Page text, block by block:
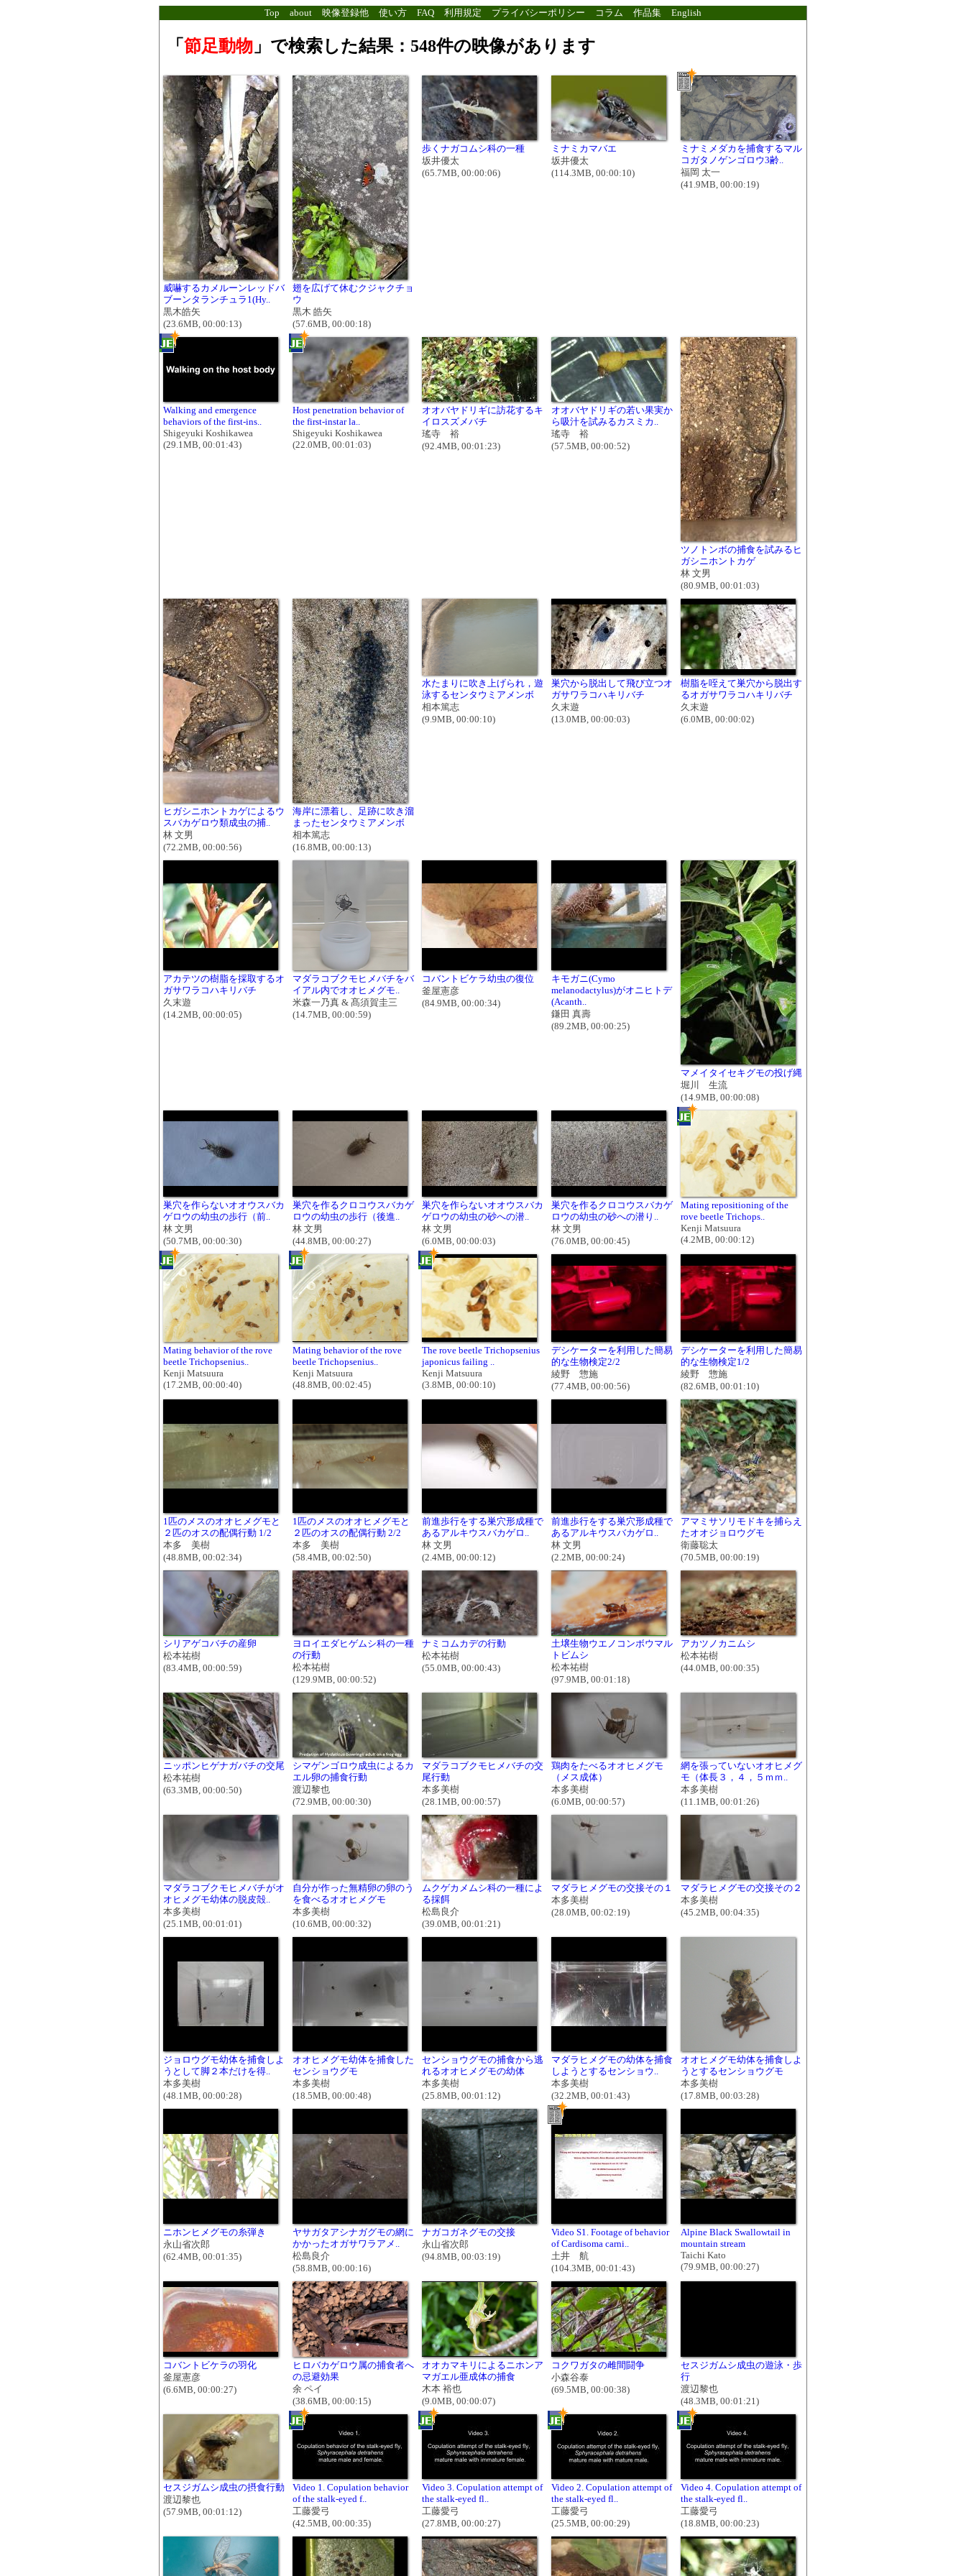
Top about 映像登録他 使い方 FAQ 利用規定 プライバシーポリシー コラム 作品集 English
「 節足動物 」で検索した結果：548件の映像があります
威嚇するカメルーンレッドバ
ブーンタランチュラ1(Hy..
黒木皓矢
(23.6MB, 00:00:13)
翅を広げて休むクジャクチョ
ウ
黒木 皓矢
(57.6MB, 00:00:18)
歩くナガコムシ科の一種
坂井優太
(65.7MB, 00:00:06)
ミナミカマバエ
坂井優太
(114.3MB, 00:00:10)
ミナミメダカを捕食するマル
コガタノゲンゴロウ3齢..
福岡 太一
(41.9MB, 00:00:19)
Walking and emergence
behaviors of the first-ins..
Shigeyuki Koshikawea
(29.1MB, 00:01:43)
Host penetration behavior of
the first-instar la..
Shigeyuki Koshikawea
(22.0MB, 00:01:03)
オオバヤドリギに訪花するキ
イロスズメバチ
瑤寺 裕
(92.4MB, 00:01:23)
オオバヤドリギの若い果実か
ら吸汁を試みるカスミカ..
瑤寺 裕
(57.5MB, 00:00:52)
ツノトンボの捕食を試みるヒ
ガシニホントカゲ
林 文男
(80.9MB, 00:01:03)
ヒガシニホントカゲによるウ
スバカゲロウ類成虫の捕..
林 文男
(72.2MB, 00:00:56)
海岸に漂着し、足跡に吹き溜
まったセンタウミアメンボ
相本篤志
(16.8MB, 00:00:13)
水たまりに吹き上げられ，遊
泳するセンタウミアメンボ
相本篤志
(9.9MB, 00:00:10)
巣穴から脱出して飛び立つオ
ガサワラコハキリバチ
久末遊
(13.0MB, 00:00:03)
樹脂を咥えて巣穴から脱出す
るオガサワラコハキリバチ
久末遊
(6.0MB, 00:00:02)
アカテツの樹脂を採取するオ
ガサワラコハキリバチ
久末遊
(14.2MB, 00:00:05)
マダラコブクモヒメバチをバ
イアル内でオオヒメグモ..
米森一乃真 & 髙須賀圭三
(14.7MB, 00:00:59)
コバントビケラ幼虫の復位
釜屋憲彦
(84.9MB, 00:00:34)
キモガニ(Cymo
melanodactylus)がオニヒトデ
(Acanth..
鎌田 真壽
(89.2MB, 00:00:25)
マメイタイセキグモの投げ縄
堀川 生流
(14.9MB, 00:00:08)
巣穴を作らないオオウスバカ
ゲロウの幼虫の歩行（前..
林 文男
(50.7MB, 00:00:30)
巣穴を作るクロコウスバカゲ
ロウの幼虫の歩行（後進..
林 文男
(44.8MB, 00:00:27)
巣穴を作らないオオウスバカ
ゲロウの幼虫の砂への潜..
林 文男
(6.0MB, 00:00:03)
巣穴を作るクロコウスバカゲ
ロウの幼虫の砂への潜り..
林 文男
(76.0MB, 00:00:45)
Mating repositioning of the
rove beetle Trichops..
Kenji Matsuura
(4.2MB, 00:00:12)
Mating behavior of the rove
beetle Trichopsenius..
Kenji Matsuura
(17.2MB, 00:00:40)
Mating behavior of the rove
beetle Trichopsenius..
Kenji Matsuura
(48.8MB, 00:02:45)
The rove beetle Trichopsenius
japonicus failing ..
Kenji Matsuura
(3.8MB, 00:00:10)
デシケーターを利用した簡易
的な生物検定2/2
綾野 惣施
(77.4MB, 00:00:56)
デシケーターを利用した簡易
的な生物検定1/2
綾野 惣施
(82.6MB, 00:01:10)
1匹のメスのオオヒメグモと
２匹のオスの配偶行動 1/2
本多 美樹
(48.8MB, 00:02:34)
1匹のメスのオオヒメグモと
２匹のオスの配偶行動 2/2
本多 美樹
(58.4MB, 00:02:50)
前進歩行をする巣穴形成種で
あるアルキウスバカゲロ..
林 文男
(2.4MB, 00:00:12)
前進歩行をする巣穴形成種で
あるアルキウスバカゲロ..
林 文男
(2.2MB, 00:00:24)
アマミサソリモドキを捕らえ
たオオジョロウグモ
衛藤聡太
(70.5MB, 00:00:19)
シリアゲコバチの産卵
松本祐樹
(83.4MB, 00:00:59)
ヨロイエダヒゲムシ科の一種
の行動
松本祐樹
(129.9MB, 00:00:52)
ナミコムカデの行動
松本祐樹
(55.0MB, 00:00:43)
土壌生物ウエノコンボウマル
トビムシ
松本祐樹
(97.9MB, 00:01:18)
アカツノカニムシ
松本祐樹
(44.0MB, 00:00:35)
ニッポンヒゲナガバチの交尾
松本祐樹
(63.3MB, 00:00:50)
シマゲンゴロウ成虫によるカ
エル卵の捕食行動
渡辺黎也
(72.9MB, 00:00:30)
マダラコブクモヒメバチの交
尾行動
本多美樹
(28.1MB, 00:00:57)
鶏肉をたべるオオヒメグモ
（メス成体）
本多美樹
(6.0MB, 00:00:57)
網を張っていないオオヒメグ
モ（体長３，４，５ｍｍ..
本多美樹
(11.1MB, 00:01:26)
マダラコブクモヒメバチがオ
オヒメグモ幼体の脱皮殻..
本多美樹
(25.1MB, 00:01:01)
自分が作った無精卵の卵のう
を食べるオオヒメグモ
本多美樹
(10.6MB, 00:00:32)
ムクゲカメムシ科の一種によ
る採餌
松島良介
(39.0MB, 00:01:21)
マダラヒメグモの交接その１
本多美樹
(28.0MB, 00:02:19)
マダラヒメグモの交接その２
本多美樹
(45.2MB, 00:04:35)
ジョロウグモ幼体を捕食しよ
うとして脚２本だけを得..
本多美樹
(48.1MB, 00:00:28)
オオヒメグモ幼体を捕食した
センショウグモ
本多美樹
(18.5MB, 00:00:48)
センショウグモの捕食から逃
れるオオヒメグモの幼体
本多美樹
(25.8MB, 00:01:12)
マダラヒメグモの幼体を捕食
しようとするセンショウ..
本多美樹
(32.2MB, 00:01:43)
オオヒメグモ幼体を捕食しよ
うとするセンショウグモ
本多美樹
(17.8MB, 00:03:28)
ニホンヒメグモの糸弾き
永山省次郎
(62.4MB, 00:01:35)
ヤサガタアシナガグモの網に
かかったオガサワラアメ..
松島良介
(58.8MB, 00:00:16)
ナガコガネグモの交接
永山省次郎
(94.8MB, 00:03:19)
Video S1. Footage of behavior
of Cardisoma carni..
土井 航
(104.3MB, 00:01:43)
Alpine Black Swallowtail in
mountain stream
Taichi Kato
(79.9MB, 00:00:27)
コバントビケラの羽化
釜屋憲彦
(6.6MB, 00:00:27)
ヒロバカゲロウ属の捕食者へ
の忌避効果
余 ペイ
(38.6MB, 00:00:15)
オオカマキリによるニホンア
マガエル亜成体の捕食
木本 裕也
(9.0MB, 00:00:07)
コクワガタの雌間闘争
小森谷泰
(69.5MB, 00:00:38)
セスジガムシ成虫の遊泳・歩
行
渡辺黎也
(48.3MB, 00:01:21)
セスジガムシ成虫の摂食行動
渡辺黎也
(57.9MB, 00:01:12)
Video 1. Copulation behavior
of the stalk-eyed f..
工藤愛弓
(42.5MB, 00:00:35)
Video 3. Copulation attempt of
the stalk-eyed fl..
工藤愛弓
(27.8MB, 00:00:27)
Video 2. Copulation attempt of
the stalk-eyed fl..
工藤愛弓
(25.5MB, 00:00:29)
Video 4. Copulation attempt of
the stalk-eyed fl..
工藤愛弓
(18.8MB, 00:00:23)